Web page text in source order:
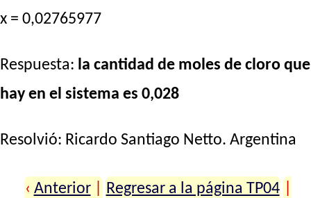
x = 0,02765977
Respuesta: la cantidad de moles de cloro que
hay en el sistema es 0,028
Resolvió: Ricardo Santiago Netto. Argentina
‹ Anterior Regresar a la página TP04